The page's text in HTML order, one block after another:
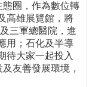
圈，作為數位轉
高雄展覽館，將
三軍總醫院，進
用；石化及半導
待大家一起投入
友善發展環境，